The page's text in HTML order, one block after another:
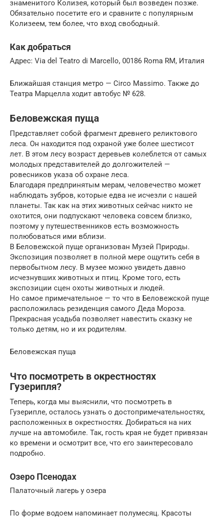
знаменитого Колизея, который был возведен позже.
Обязательно посетите его и сравните с популярным
Колизеем, тем более, что вход свободный.
Как добраться
Адрес: Via del Teatro di Marcello, 00186 Roma RM, Италия
Ближайшая станция метро — Circo Massimo. Также до
Театра Марцелла ходит автобус № 628.
Беловежская пуща
Представляет собой фрагмент древнего реликтового
леса. Он находится под охраной уже более шестисот
лет. В этом лесу возраст деревьев колеблется от самых
молодых представителей до долгожителей —
ровесников указа об охране леса.
Благодаря предпринятым мерам, человечество может
наблюдать зубров, которые едва не исчезли с нашей
планеты. Так как на этих животных сейчас никто не
охотится, они подпускают человека совсем близко,
поэтому у путешественников есть возможность
полюбоваться ими вблизи.
В Беловежской пуще организован Музей Природы.
Экспозиция позволяет в полной мере ощутить себя в
первобытном лесу. В музее можно увидеть давно
исчезнувших животных и птиц. Кроме того, есть
экспозиции сцен охоты животных и людей.
Но самое примечательное — то что в Беловежской пуще
расположилась резиденция самого Деда Мороза.
Прекрасная усадьба позволяет навестить сказку не
только детям, но и их родителям.
Беловежская пуща
Что посмотреть в окрестностях
Гузерипля?
Теперь, когда мы выяснили, что посмотреть в
Гузерипле, осталось узнать о достопримечательностях,
расположенных в окрестностях. Добираться на них
лучше на автомобиле. Так, гость края не будет привязан
ко времени и осмотрит все, что его заинтересовало
подробно.
Озеро Псенодах
Палаточный лагерь у озера
По форме водоем напоминает полумесяц. Красоты